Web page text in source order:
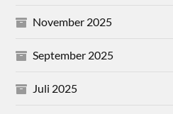
November 2025
September 2025
Juli 2025